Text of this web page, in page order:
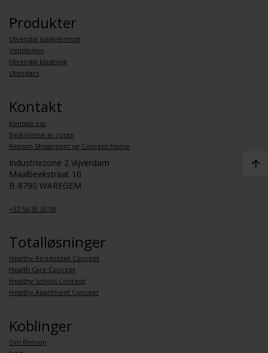
Produkter
Utvendig solskjerming
Ventilasjon
Utvendig kledning
Utendørs
Kontakt
Kontakt oss
Beskrivelse av ruten
Renson Showroom og Concept Home
Industriezone 2 Vijverdam
Maalbeekstraat 10
B-8790 WAREGEM
+32 56 30 30 00
Totalløsninger
Healthy Residential Concept
Health Care Concept
Healthy School Concept
Healthy Apartment Concept
Koblinger
Om Renson